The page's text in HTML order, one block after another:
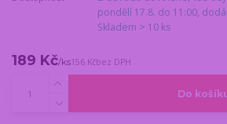
pondělí 17.8. do 11:00,
Skladem > 10 ks
189 Kč/ks156 Kčbez DPH
Do